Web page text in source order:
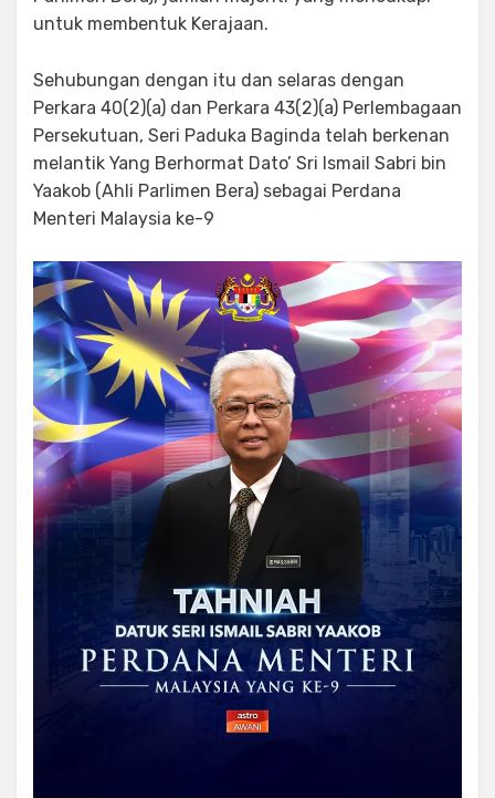
untuk membentuk Kerajaan.
Sehubungan dengan itu dan selaras dengan
Perkara 40(2)(a) dan Perkara 43(2)(a) Perlembagaan
Persekutuan, Seri Paduka Baginda telah berkenan
melantik Yang Berhormat Dato’ Sri Ismail Sabri bin
Yaakob (Ahli Parlimen Bera) sebagai Perdana
Menteri Malaysia ke-9